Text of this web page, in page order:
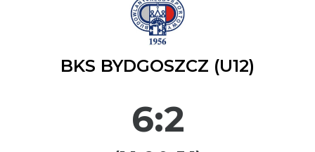
BKS BYDGOSZCZ (U12)
6:2